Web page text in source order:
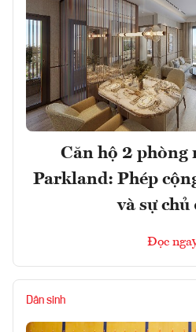
Căn hộ 2 phòng
Parkland: Phép
và sự chủ
Đọc
Dân sinh